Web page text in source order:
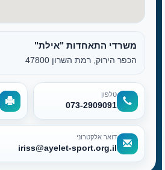
משרדי התאחדות "אילת"
הכפר הירוק, רמת השרון 47800
טלפון
073-2909091
דואר אלקטרוני
iriss@ayelet-sport.org.il